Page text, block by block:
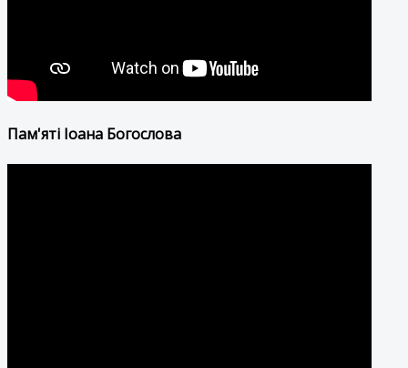
Пам'яті Іоана Богослова